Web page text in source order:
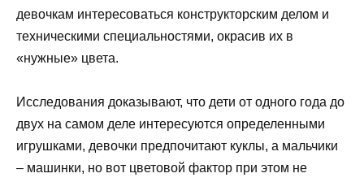
девочкам интересоваться конструкторским делом и
техническими специальностями, окрасив их в
«нужные» цвета.
Исследования доказывают, что дети от одного года до
двух на самом деле интересуются определенными
игрушками, девочки предпочитают куклы, а мальчики
– машинки, но вот цветовой фактор при этом не